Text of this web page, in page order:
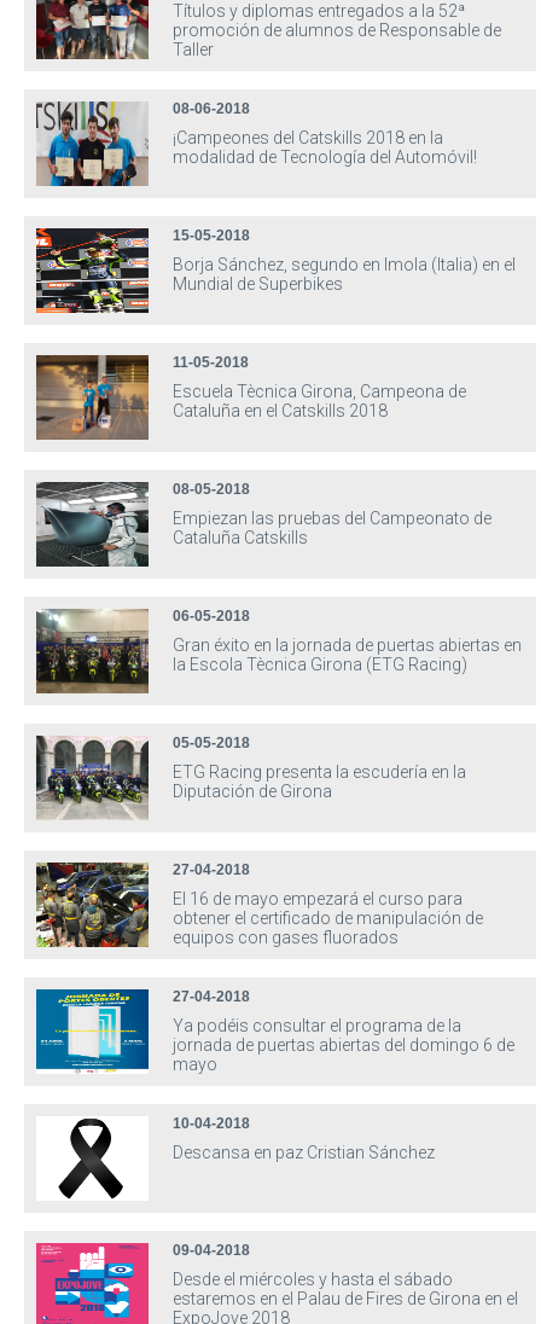
Títulos y diplomas entregados a la 52ª
promoción de alumnos de Responsable de
Taller
08-06-2018
¡Campeones del Catskills 2018 en la
modalidad de Tecnología del Automóvil!
15-05-2018
Borja Sánchez, segundo en Imola (Italia) en el
Mundial de Superbikes
11-05-2018
Escuela Tècnica Girona, Campeona de
Cataluña en el Catskills 2018
08-05-2018
Empiezan las pruebas del Campeonato de
Cataluña Catskills
06-05-2018
Gran éxito en la jornada de puertas abiertas en
la Escola Tècnica Girona (ETG Racing)
05-05-2018
ETG Racing presenta la escudería en la
Diputación de Girona
27-04-2018
El 16 de mayo empezará el curso para
obtener el certificado de manipulación de
equipos con gases fluorados
27-04-2018
Ya podéis consultar el programa de la
jornada de puertas abiertas del domingo 6 de
mayo
10-04-2018
Descansa en paz Cristian Sánchez
09-04-2018
Desde el miércoles y hasta el sábado
estaremos en el Palau de Fires de Girona en el
ExpoJove 2018